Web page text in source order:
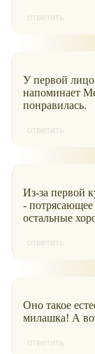
ответить
У первой лицо
напоминает
понравилась.
ответить
Из-за первой
- потрясающее
остальные
ответить
Оно такое
милашка! А
ответить